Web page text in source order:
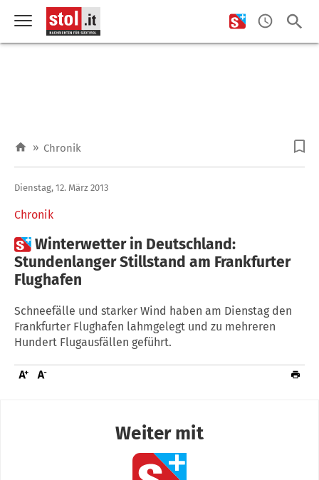
» Chronik
Chronik
Dienstag, 12. März 2013
Winterwetter in Deutschland:
Stundenlanger Stillstand am Frankfurter
Flughafen
Schneefälle und starker Wind haben am Dienstag den
Frankfurter Flughafen lahmgelegt und zu mehreren
Hundert Flugausfällen geführt.